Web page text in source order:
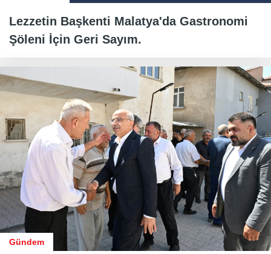
Lezzetin Başkenti Malatya'da Gastronomi
Şöleni İçin Geri Sayım.
Gündem